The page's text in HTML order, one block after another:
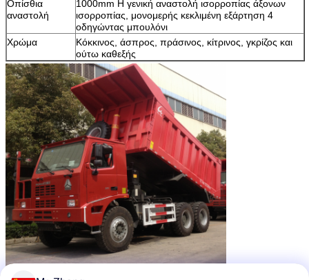
Οπίσθια
αναστολή
1000mm Η γενική αναστολή ισορροπίας άξονων
ισορροπίας, μονομερής κεκλιμένη εξάρτηση 4
οδηγώντας μπουλόνι
Χρώμα
Κόκκινος, άσπρος, πράσινος, κίτρινος, γκρίζος και
ούτω καθεξής